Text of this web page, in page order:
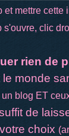
et mettre cette
clic
rien de
le monde
blog ET
de
choix